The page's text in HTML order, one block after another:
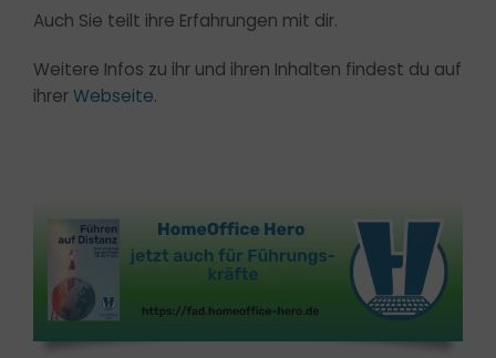
Auch Sie teilt ihre Erfahrungen mit dir.
Weitere Infos zu ihr und ihren Inhalten findest du auf
ihrerWebseite.